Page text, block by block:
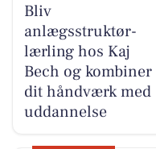
Bliv
anlægsstruktør-
lærling hos Kaj
Bech og kombiner
dit håndværk med
uddannelse